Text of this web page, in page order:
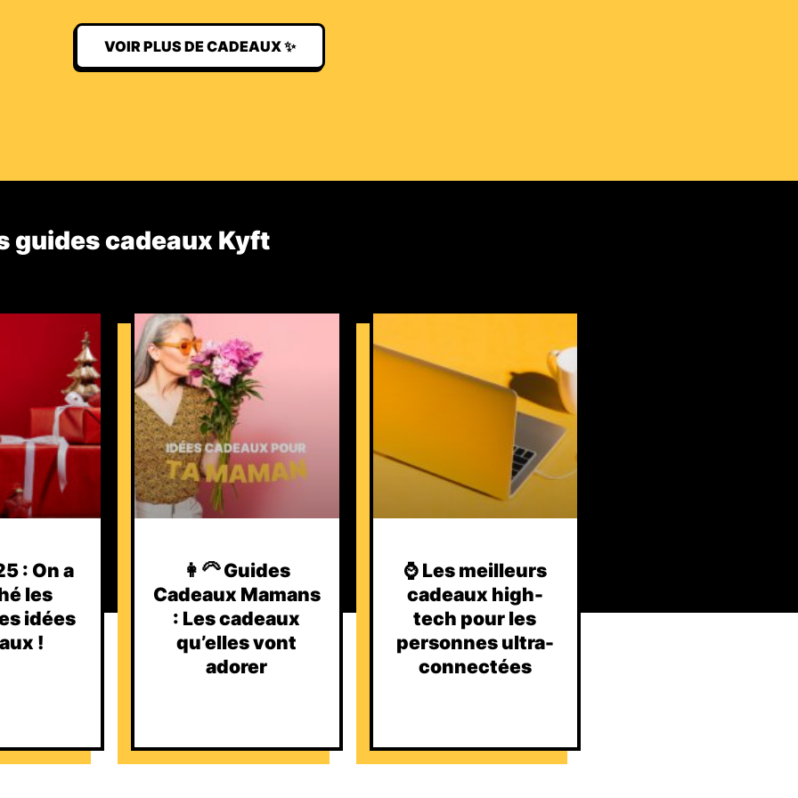
VOIR PLUS DE CADEAUX ✨
guides cadeaux Kyft​
: On a
les
idées
!
👩‍🦳 Guides
Cadeaux Mamans
: Les cadeaux
qu’elles vont
adorer
⌚️ Les meilleurs
cadeaux high-
tech pour les
personnes ultra-
connectées